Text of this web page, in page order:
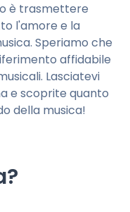
è trasmettere
l'amore e la
Speriamo che
affidabile
Lasciatevi
e scoprite quanto
della musica!